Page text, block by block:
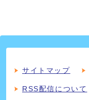
サイトマップ
RSS配信について